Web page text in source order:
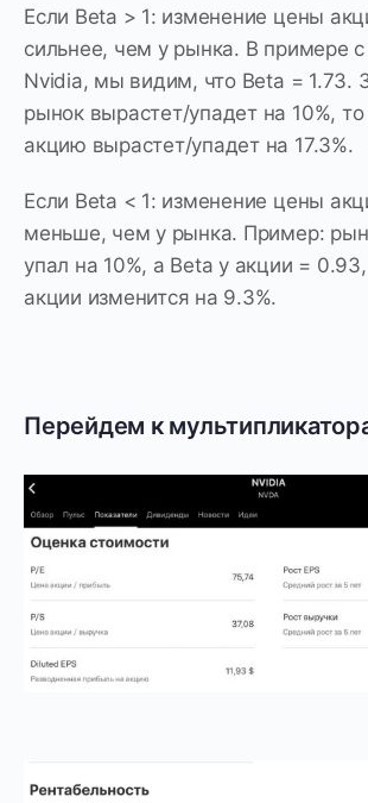
Если Beta > 1: изменение цены
сильнее, чем у рынка. В примере
Nvidia, мы видим, что Beta = 1.73.
рынок вырастет/упадет на 10%,
акцию вырастет/упадет на 17.3%.
Если Beta < 1: изменение цены
меньше, чем у рынка. Пример:
упал на 10%, а Beta у акции =
акции изменится на 9.3%.
Перейдем к